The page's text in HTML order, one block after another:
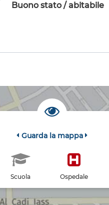
Buono stato / abitabile
Guarda la mappa
Scuola Ospedale